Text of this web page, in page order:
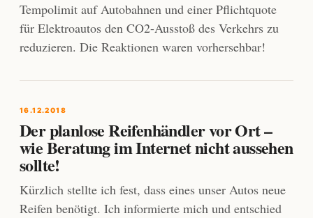
Tempolimit auf Autobahnen und einer Pflichtquote
für Elektroautos den CO2-Ausstoß des Verkehrs zu
reduzieren. Die Reaktionen waren vorhersehbar!
16.12.2018
Der planlose Reifenhändler vor Ort –
wie Beratung im Internet nicht aussehen
sollte!
Kürzlich stellte ich fest, dass eines unser Autos neue
Reifen benötigt. Ich informierte mich und entschied